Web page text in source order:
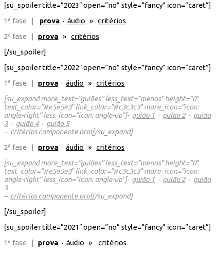
[su_spoiler title=”2023″ open=”no” style=”fancy” icon=”caret”]
1ª fase |
prova · áudio » critérios
2ª fase |
prova » critérios
[/su_spoiler]
[su_spoiler title=”2022″ open=”no” style=”fancy” icon=”caret”]
1ª fase |
prova · áudio » critérios
[su_expand more_text=”guiões” less_text=”menos” height=”0″
text_color=”#e5e5e3″ link_color=”#c3c3c3″ more_icon=”icon:
angle-right” less_icon=”icon: angle-up”]- guião 1 · guião 2· guião
3· guião 4· guião 5
– critérios componente oral[/su_expand]
2ª fase | prova · áudio » critérios
[su_expand more_text=”guiões” less_text=”menos” height=”0″
text_color=”#e5e5e3″ link_color=”#c3c3c3″ more_icon=”icon:
angle-right” less_icon=”icon: angle-up”]- guião 1 · guião 2· guião
3
– critérios componente oral[/su_expand]
[/su_spoiler]
[su_spoiler title=”2021″ open=”no” style=”fancy” icon=”caret”]
1ª fase |
prova · áudio » critérios